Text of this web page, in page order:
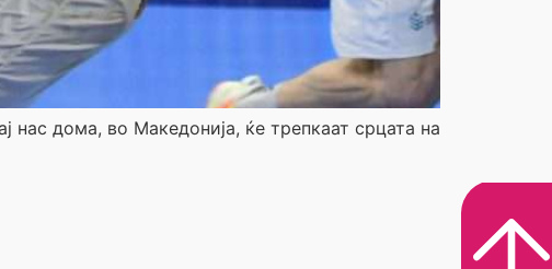
дома, во Македонија, ќе трепкаат срцата на